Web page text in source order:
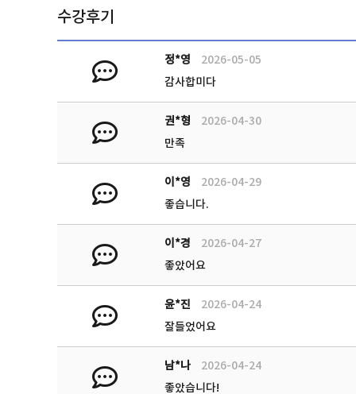
수강후기
정*영
2026-05-05
감사합미다
권*형
2026-04-30
만족
이*영
2026-04-29
좋습니다.
이*경
2026-04-27
좋았어요
윤*진
2026-04-24
잘들었어요
남*나
2026-04-24
좋았습니다!